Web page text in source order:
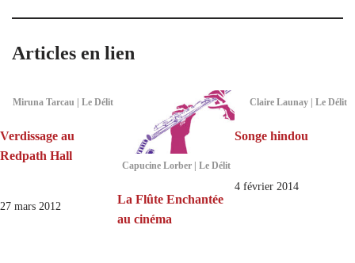
Articles en lien
Miruna Tarcau | Le Délit
Verdissage au
Redpath Hall
27 mars 2012
Capucine Lorber | Le Délit
La Flûte Enchantée
au cinéma
Claire Launay | Le Délit
Songe hindou
4 février 2014